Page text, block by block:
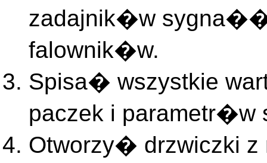
zadajnik�w
falownik�w.
Spisa� wszystkie
paczek i
Otworzy� drzwiczki z